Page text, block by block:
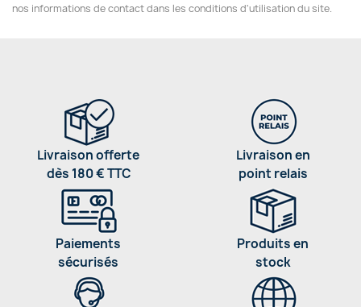
nos informations de contact dans les conditions d'utilisation du site.
Livraison offerte
dès 180 € TTC
Livraison en
point relais
Paiements
sécurisés
Produits en
stock